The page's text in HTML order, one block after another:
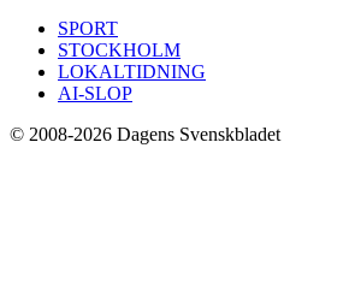
SPORT
STOCKHOLM
LOKALTIDNING
AI-SLOP
© 2008-2026 Dagens Svenskbladet